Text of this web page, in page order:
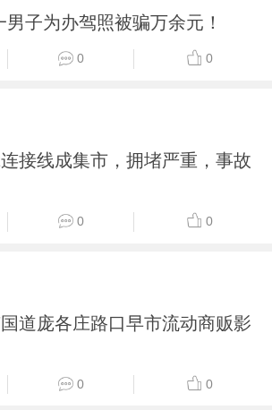
男子为办驾照被骗万余元！
0 0
接线成集市，拥堵严重，事故
0 0
国道庞各庄路口早市流动商贩影
0 0